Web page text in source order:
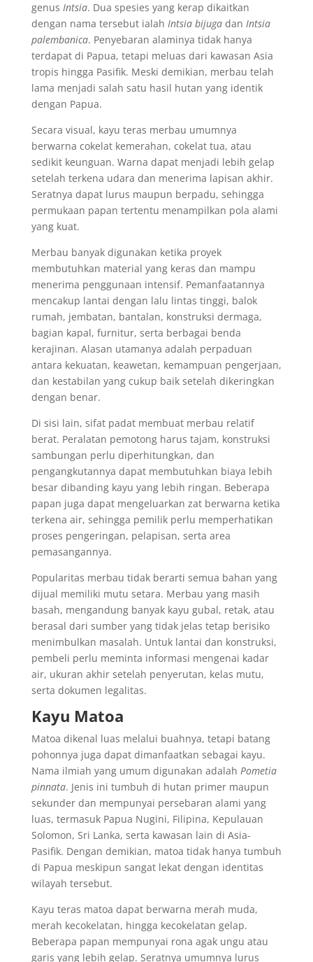
genus Intsia. Dua spesies yang kerap dikaitkan
dengan nama tersebut ialah Intsia bijugadan Intsia
palembanica. Penyebaran alaminya tidak hanya
terdapat di Papua, tetapi meluas dari kawasan Asia
tropis hingga Pasifik. Meski demikian, merbau telah
lama menjadi salah satu hasil hutan yang identik
dengan Papua.
Secara visual, kayu teras merbau umumnya
berwarna cokelat kemerahan, cokelat tua, atau
sedikit keunguan. Warna dapat menjadi lebih gelap
setelah terkena udara dan menerima lapisan akhir.
Seratnya dapat lurus maupun berpadu, sehingga
permukaan papan tertentu menampilkan pola alami
yang kuat.
Merbau banyak digunakan ketika proyek
membutuhkan material yang keras dan mampu
menerima penggunaan intensif. Pemanfaatannya
mencakup lantai dengan lalu lintas tinggi, balok
rumah, jembatan, bantalan, konstruksi dermaga,
bagian kapal, furnitur, serta berbagai benda
kerajinan. Alasan utamanya adalah perpaduan
antara kekuatan, keawetan, kemampuan pengerjaan,
dan kestabilan yang cukup baik setelah dikeringkan
dengan benar.
Di sisi lain, sifat padat membuat merbau relatif
berat. Peralatan pemotong harus tajam, konstruksi
sambungan perlu diperhitungkan, dan
pengangkutannya dapat membutuhkan biaya lebih
besar dibanding kayu yang lebih ringan. Beberapa
papan juga dapat mengeluarkan zat berwarna ketika
terkena air, sehingga pemilik perlu memperhatikan
proses pengeringan, pelapisan, serta area
pemasangannya.
Popularitas merbau tidak berarti semua bahan yang
dijual memiliki mutu setara. Merbau yang masih
basah, mengandung banyak kayu gubal, retak, atau
berasal dari sumber yang tidak jelas tetap berisiko
menimbulkan masalah. Untuk lantai dan konstruksi,
pembeli perlu meminta informasi mengenai kadar
air, ukuran akhir setelah penyerutan, kelas mutu,
serta dokumen legalitas.
Kayu Matoa
Matoa dikenal luas melalui buahnya, tetapi batang
pohonnya juga dapat dimanfaatkan sebagai kayu.
Nama ilmiah yang umum digunakan adalah Pometia
pinnata. Jenis ini tumbuh di hutan primer maupun
sekunder dan mempunyai persebaran alami yang
luas, termasuk Papua Nugini, Filipina, Kepulauan
Solomon, Sri Lanka, serta kawasan lain di Asia-
Pasifik. Dengan demikian, matoa tidak hanya tumbuh
di Papua meskipun sangat lekat dengan identitas
wilayah tersebut.
Kayu teras matoa dapat berwarna merah muda,
merah kecokelatan, hingga kecokelatan gelap.
Beberapa papan mempunyai rona agak ungu atau
garis yang lebih gelap. Seratnya umumnya lurus